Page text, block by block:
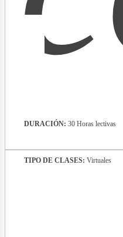
TIPO DE CLASES: Virtuales
DURACIÓN: 30 Horas lectivas